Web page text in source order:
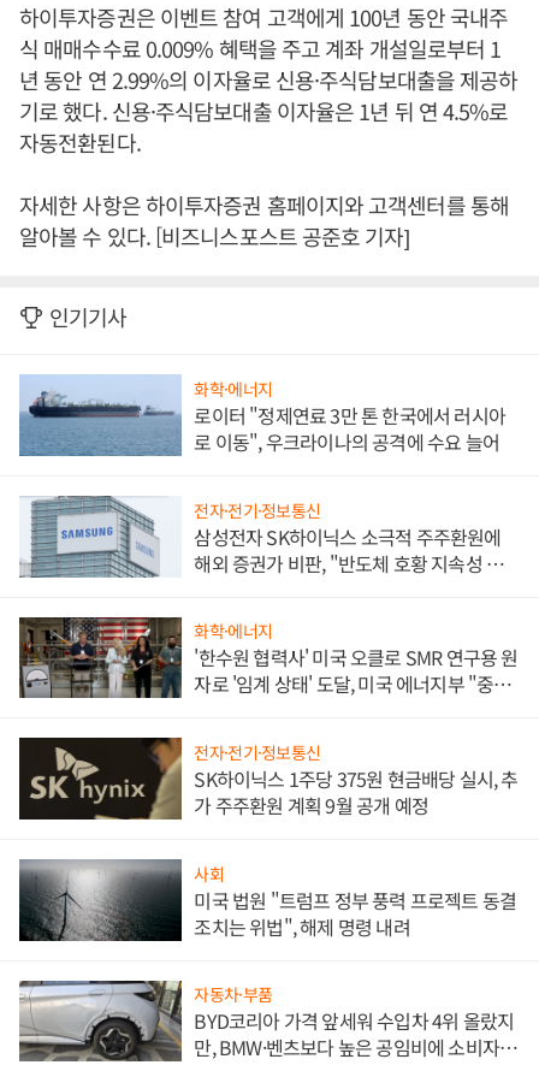
하이투자증권은 이벤트 참여 고객에게 100년 동안 국내주
식 매매수수료 0.009% 혜택을 주고 계좌 개설일로부터 1
년 동안 연 2.99%의 이자율로 신용·주식담보대출을 제공하
기로 했다. 신용·주식담보대출 이자율은 1년 뒤 연 4.5%로
자동전환된다.
자세한 사항은 하이투자증권 홈페이지와 고객센터를 통해
알아볼 수 있다. [비즈니스포스트 공준호 기자]
인기기사
화학·에너지
로이터 "정제연료 3만 톤 한국에서 러시아
로 이동", 우크라이나의 공격에 수요 늘어
전자·전기·정보통신
삼성전자 SK하이닉스 소극적 주주환원에
해외 증권가 비판, "반도체 호황 지속성 의
화학·에너지
'한수원 협력사' 미국 오클로 SMR 연구용 원
자로 '임계 상태' 도달, 미국 에너지부 "중요
전자·전기·정보통신
SK하이닉스 1주당 375원 현금배당 실시, 추
가 주주환원 계획 9월 공개 예정
사회
미국 법원 "트럼프 정부 풍력 프로젝트 동결
조치는 위법", 해제 명령 내려
자동차·부품
BYD코리아 가격 앞세워 수입차 4위 올랐지
만, BMW·벤츠보다 높은 공임비에 소비자